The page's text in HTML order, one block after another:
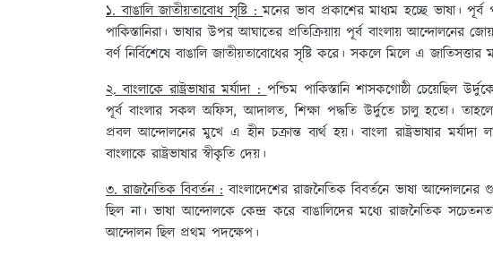
১. বাঙালি জাতীয়তাবোধ সৃষ্টি :মনের ভাব প্রকাশের মাধ্যম হচ্ছে ভাষা।
পাকিস্তানিরা। ভাষার উপর আঘাতের প্রতিক্রিয়ায় পূর্ব বাংলায় আন্দোলনের
বর্ণ নির্বিশেষে বাঙালি জাতীয়তাবোধের সৃষ্টি করে। সকলে মিলে এ
২. বাংলাকে রাষ্ট্রভাষার মর্যাদা :পশ্চিম পাকিস্তানি শাসকগোষ্ঠী চেয়েছিল
পূর্ব বাংলার সকল অফিস, আদালত, শিক্ষা পদ্ধতি উর্দুতে চালু হতো। তাহলে
প্রবল আন্দোলনের মুখে এ হীন চক্রান্ত ব্যর্থ হয়। বাংলা রাষ্ট্রভাষার
বাংলাকে রাষ্ট্রভাষার স্বীকৃতি দেয়।
৩. রাজনৈতিক বিবর্তন :বাংলাদেশের রাজনৈতিক বিবর্তনে ভাষা আন্দোলনের
ছিল না। ভাষা আন্দোলকে কেন্দ্র করে বাঙালিদের মধ্যে রাজনৈতিক
আন্দোলন ছিল প্রথম পদক্ষেপ।